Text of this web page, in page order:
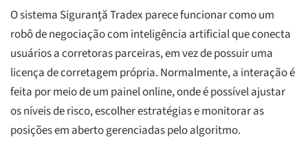
O sistema Siguranță Tradex parece funcionar como um
robô de negociação com inteligência artificial que conecta
usuários a corretoras parceiras, em vez de possuir uma
licença de corretagem própria. Normalmente, a interação é
feita por meio de um painel online, onde é possível ajustar
os níveis de risco, escolher estratégias e monitorar as
posições em aberto gerenciadas pelo algoritmo.